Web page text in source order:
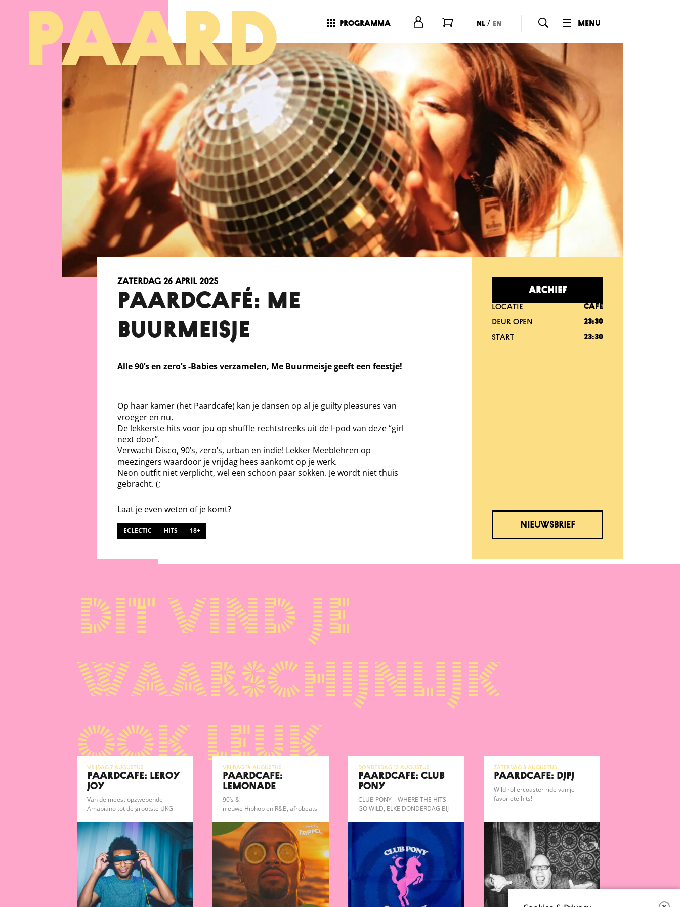
menu
nl / en
programma
Paardcafé: Me
Buurmeisje
zaterdag 26 april 2025
Alle 90’s en zero’s -Babies verzamelen, Me Buurmeisje geeft een feestje!
Op haar kamer (het Paardcafe) kan je dansen op al je guilty pleasures van
vroeger en nu.
De lekkerste hits voor jou op shuffle rechtstreeks uit de I-pod van deze “girl
next door”.
Verwacht Disco, 90’s, zero’s, urban en indie! Lekker Meeblehren op
meezingers waardoor je vrijdag hees aankomt op je werk.
Neon outfit niet verplicht, wel een schoon paar sokken. Je wordt niet thuis
gebracht. (;
Laat je even weten of je komt?
ECLECTIC HITS 18+
ARCHIEF
LOCATIE CAFÉ
DEUR OPEN 23:30
START 23:30
NIEUWSBRIEF
Dit vind je
waarschijnlijk
ook leuk
vrijdag 7 augustus
Paardcafé: Leroy
Joy
Van de meest opzwepende
Amapiano tot de grootste UKG
vrijdag 14 augustus
Paardcafé:
Lemonade
90’s &
nieuwe Hiphop en R&B, afrobeats
donderdag 13 augustus
Paardcafé: CLUB
PONY
CLUB PONY – WHERE THE HITS
GO WILD, ELKE DONDERDAG BIJ
zaterdag 8 augustus
Paardcafé: DJPJ
Wild rollercoaster ride van je
favoriete hits!